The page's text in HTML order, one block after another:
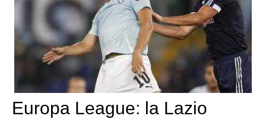
Europa League: la Lazio